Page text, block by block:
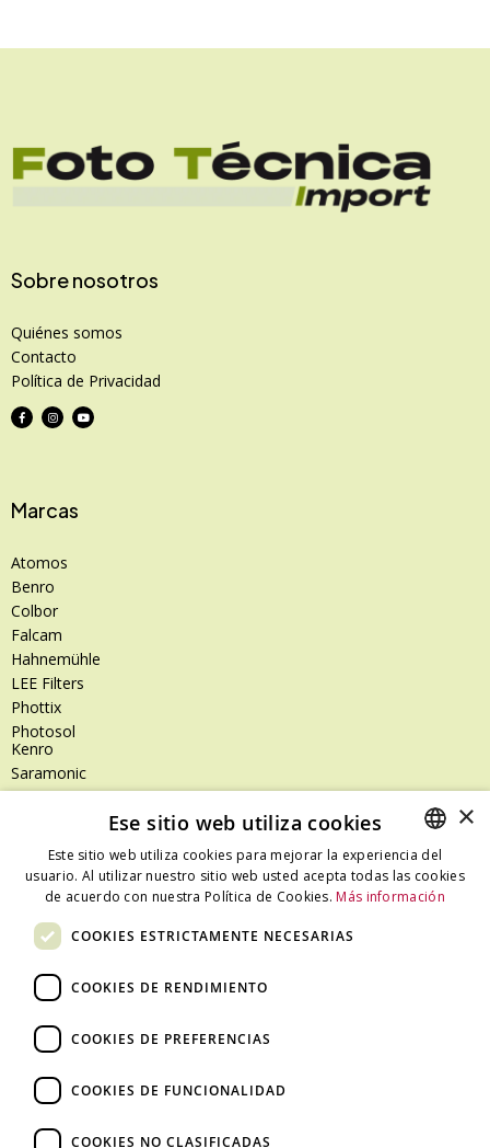
Sobre nosotros
Quiénes somos
Contacto
Política de Privacidad
Marcas
Atomos
Benro
Colbor
Falcam
Hahnemühle
LEE Filters
Phottix
Photosol
Kenro
Saramonic
Shimoda
SanDisk Professional
Tenba
Zeiss
Dónde estamos
C/ Ali Bei, 67 – 08013 Barcelona - España
T. +34 93 245 27 23
info@fototecnica.com
Horario:
SPANISH
×
Ese sitio web utiliza cookies
Este sitio web utiliza cookies para mejorar la experiencia del
usuario. Al utilizar nuestro sitio web usted acepta todas las cookies
de acuerdo con nuestra Política de Cookies. Más información
COOKIES ESTRICTAMENTE NECESARIAS
COOKIES DE RENDIMIENTO
COOKIES DE PREFERENCIAS
COOKIES DE FUNCIONALIDAD
COOKIES NO CLASIFICADAS